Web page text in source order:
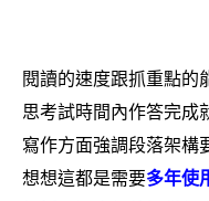
閱讀的速度跟抓重點的
思考試時間內作答完成
寫作方面強調段落架構
想想這都是需要多年使